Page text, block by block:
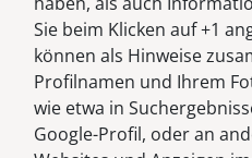
Sie beim Klicken auf +1
können als Hinweise
Profilnamen und Ihrem
wie etwa in
Google-Profil, oder an